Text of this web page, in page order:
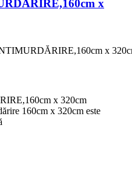
x
x
x 320cm
160cm x 320cm este